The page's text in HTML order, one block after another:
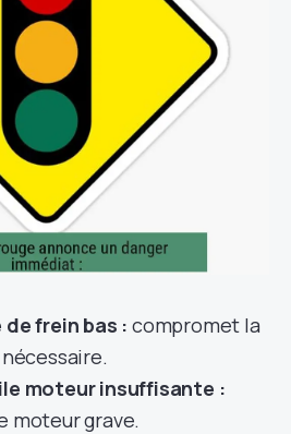
frein bas : compromet la
moteur insuffisante :
moteur grave.